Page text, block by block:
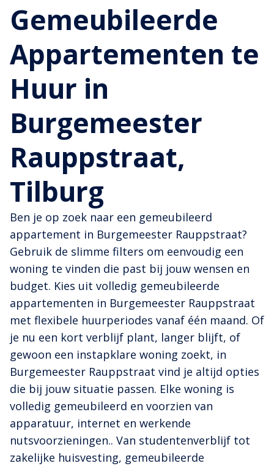
Gemeubileerde
Appartementen te
Huur in
Burgemeester
Rauppstraat,
Tilburg
Ben je op zoek naar een gemeubileerd
appartement in Burgemeester Rauppstraat?
Gebruik de slimme filters om eenvoudig een
woning te vinden die past bij jouw wensen en
budget. Kies uit volledig gemeubileerde
appartementen in Burgemeester Rauppstraat
met flexibele huurperiodes vanaf één maand. Of
je nu een kort verblijf plant, langer blijft, of
gewoon een instapklare woning zoekt, in
Burgemeester Rauppstraat vind je altijd opties
die bij jouw situatie passen. Elke woning is
volledig gemeubileerd en voorzien van
apparatuur, internet en werkende
nutsvoorzieningen.. Van studentenverblijf tot
zakelijke huisvesting, gemeubileerde